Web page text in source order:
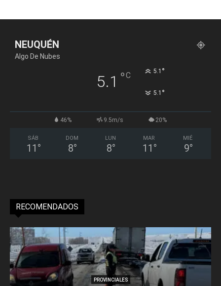
NEUQUÉN
Algo De Nubes
5.1 °C 5.1 °
5.1 °
46% 9.5m/s 20%
SÁB
11 °
DOM
8°
LUN
8°
MAR
11 °
MIÉ
9°
RECOMENDADOS
PROVINCIALES